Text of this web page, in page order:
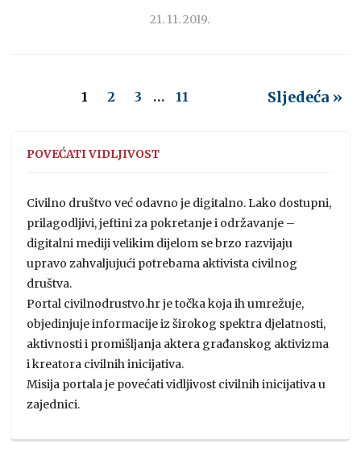
21. 11. 2019.
1 2 3 … 11 Sljedeća »
POVEĆATI VIDLJIVOST
Civilno društvo već odavno je digitalno. Lako dostupni,
prilagodljivi, jeftini za pokretanje i održavanje –
digitalni mediji velikim dijelom se brzo razvijaju
upravo zahvaljujući potrebama aktivista civilnog
društva.
Portal civilnodrustvo.hr je točka koja ih umrežuje,
objedinjuje informacije iz širokog spektra djelatnosti,
aktivnosti i promišljanja aktera građanskog aktivizma
i kreatora civilnih inicijativa.
Misija portala je povećati vidljivost civilnih inicijativa u
zajednici.